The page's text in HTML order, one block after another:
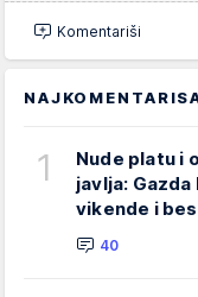
Komentariši
1
Nude platu i
javlja:
vikende i
40